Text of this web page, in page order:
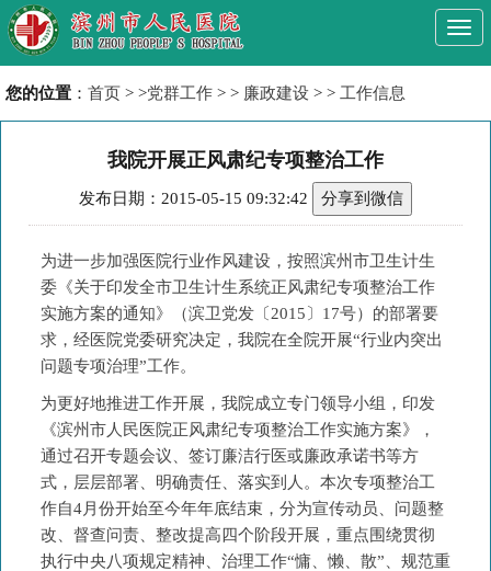
您的位置 ： 首页 > >党群工作 > > 廉政建设 > > 工作信息
我院开展正风肃纪专项整治工作
发布日期：2015-05-15 09:32:42 分享到微信
为进一步加强医院行业作风建设，按照滨州市卫生计生
委《关于印发全市卫生计生系统正风肃纪专项整治工作
实施方案的通知》（滨卫党发〔2015〕17号）的部署要
求，经医院党委研究决定，我院在全院开展“行业内突出
问题专项治理”工作。
为更好地推进工作开展，我院成立专门领导小组，印发
《滨州市人民医院正风肃纪专项整治工作实施方案》，
通过召开专题会议、签订廉洁行医或廉政承诺书等方
式，层层部署、明确责任、落实到人。本次专项整治工
作自4月份开始至今年年底结束，分为宣传动员、问题整
改、督查问责、整改提高四个阶段开展，重点围绕贯彻
执行中央八项规定精神、治理工作“慵、懒、散”、规范重